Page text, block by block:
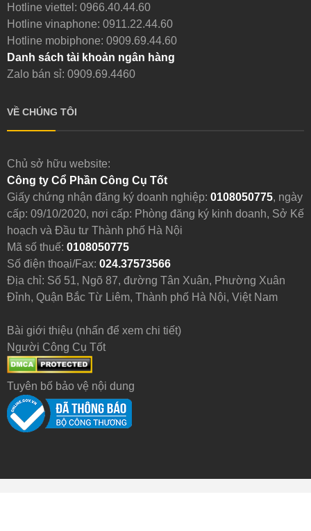
Hotline viettel: 0966.40.44.60
Hotline vinaphone: 0911.22.44.60
Hotline mobiphone: 0909.69.44.60
Danh sách tài khoản ngân hàng
Zalo bán sỉ: 0909.69.4460
VỀ CHÚNG TÔI
Chủ sở hữu website:
Công ty Cổ Phần Công Cụ Tốt
Giấy chứng nhận đăng ký doanh nghiệp: 0108050775, ngày
cấp: 09/10/2020, nơi cấp: Phòng đăng ký kinh doanh, Sở Kế
hoạch và Đầu tư Thành phố Hà Nội
Mã số thuế: 0108050775
Số điện thoại/Fax: 024.37573566
Địa chỉ: Số 51, Ngõ 87, đường Tân Xuân, Phường Xuân
Đỉnh, Quận Bắc Từ Liêm, Thành phố Hà Nội, Việt Nam
Bài giới thiệu (nhấn để xem chi tiết)
Người Công Cụ Tốt
Tuyên bố bảo vệ nội dung